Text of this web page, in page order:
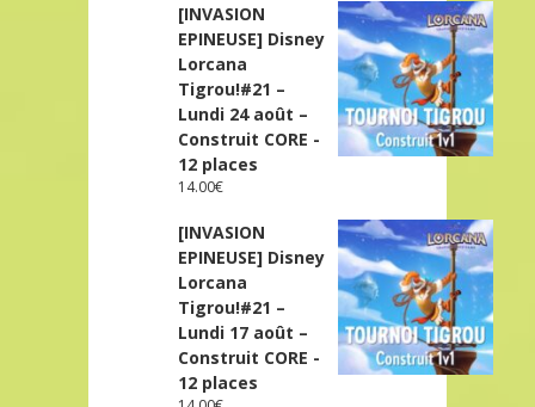
[INVASION
EPINEUSE] Disney
Lorcana
Tigrou!#21 –
Lundi 24 août –
Construit CORE -
12 places
14.00€
[INVASION
EPINEUSE] Disney
Lorcana
Tigrou!#21 –
Lundi 17 août –
Construit CORE -
12 places